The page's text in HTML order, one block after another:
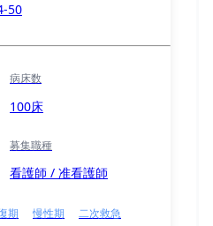
50
病床数
100床
募集職種
看護師 / 准看護師
期 慢性期
二次救急